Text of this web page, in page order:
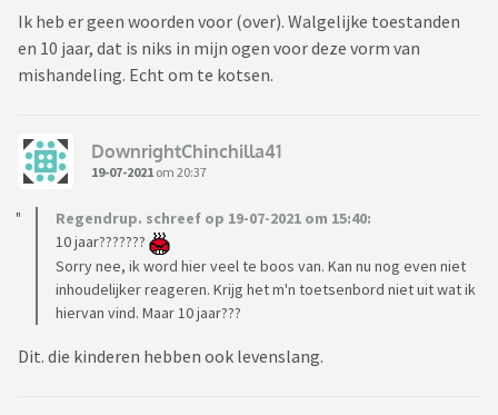
Ik heb er geen woorden voor (over). Walgelijke toestanden
en 10 jaar, dat is niks in mijn ogen voor deze vorm van
mishandeling. Echt om te kotsen.
DownrightChinchilla41
19-07-2021 om 20:37
Regendrup. schreef op 19-07-2021 om 15:40:
10 jaar???????
Sorry nee, ik word hier veel te boos van. Kan nu nog even niet
inhoudelijker reageren. Krijg het m'n toetsenbord niet uit wat ik
hiervan vind. Maar 10 jaar???
Dit. die kinderen hebben ook levenslang.